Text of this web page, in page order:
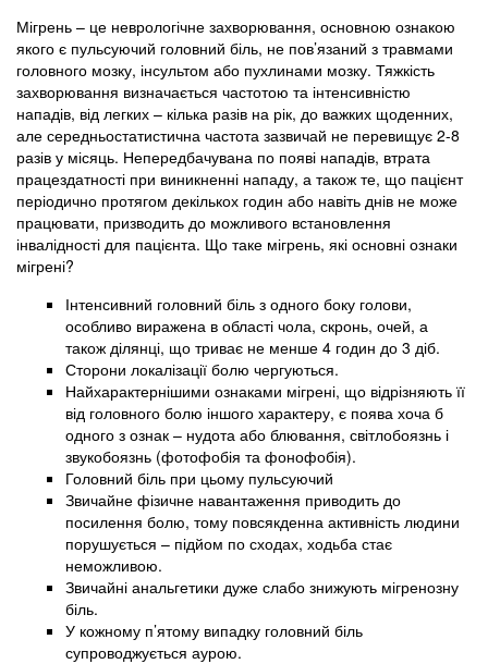
Мігрень – це неврологічне захворювання, основною ознакою
якого є пульсуючий головний біль, не пов’язаний з травмами
головного мозку, інсультом або пухлинами мозку. Тяжкість
захворювання визначається частотою та інтенсивністю
нападів, від легких – кілька разів на рік, до важких щоденних,
але середньостатистична частота зазвичай не перевищує 2-8
разів у місяць. Непередбачувана по появі нападів, втрата
працездатності при виникненні нападу, а також те, що пацієнт
періодично протягом декількох годин або навіть днів не може
працювати, призводить до можливого встановлення
інвалідності для пацієнта. Що таке мігрень, які основні ознаки
мігрені?
Інтенсивний головний біль з одного боку голови,
особливо виражена в області чола, скронь, очей, а
також ділянці, що триває не менше 4 годин до 3 діб.
Сторони локалізації болю чергуються.
Найхарактернішими ознаками мігрені, що відрізняють її
від головного болю іншого характеру, є поява хоча б
одного з ознак – нудота або блювання, світлобоязнь і
звукобоязнь (фотофобія та фонофобія).
Головний біль при цьому пульсуючий
Звичайне фізичне навантаження приводить до
посилення болю, тому повсякденна активність людини
порушується – підйом по сходах, ходьба стає
неможливою.
Звичайні анальгетики дуже слабо знижують мігренозну
біль.
У кожному п’ятому випадку головний біль
супроводжується аурою.